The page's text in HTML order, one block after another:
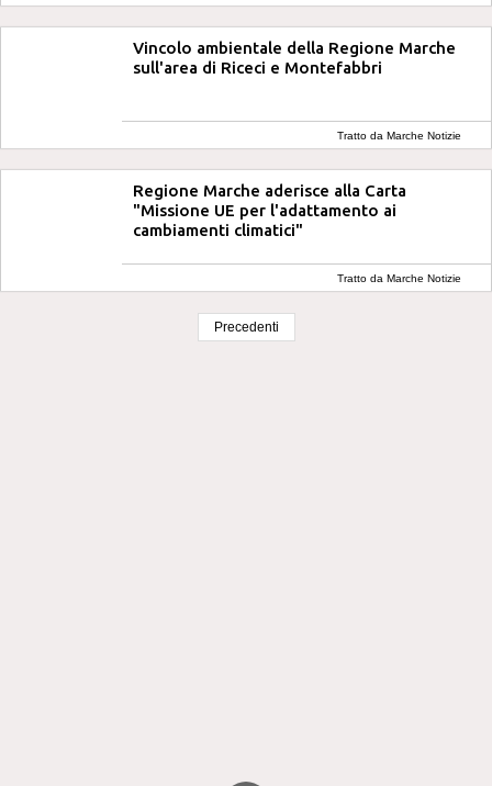
Vincolo ambientale della Regione Marche
sull'area di Riceci e Montefabbri
Tratto da Marche Notizie
Regione Marche aderisce alla Carta
"Missione UE per l'adattamento ai
cambiamenti climatici"
Tratto da Marche Notizie
Precedenti